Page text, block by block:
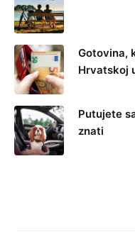
Gotovina,
Hrvatskoj
Putujete
znati